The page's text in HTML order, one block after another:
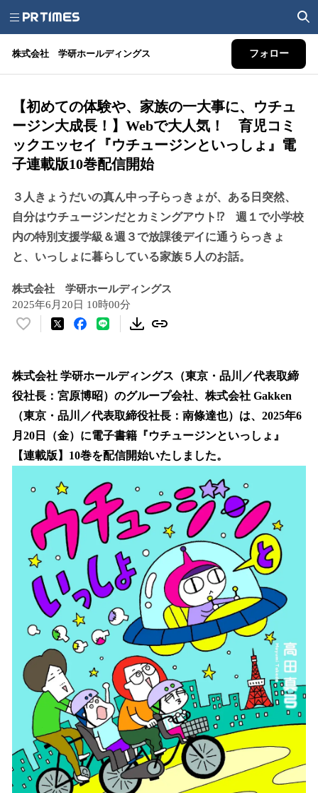
株式会社 学研ホールディングス フォロー
【初めての体験や、家族の一大事に、ウチュ
ージン大成長！】Webで大人気！ 育児コミ
ックエッセイ『ウチュージンといっしょ』電
子連載版10巻配信開始
３人きょうだいの真ん中っ子らっきょが、ある日突然、
自分はウチュージンだとカミングアウト⁉ 週１で小学校
内の特別支援学級＆週３で放課後デイに通うらっきょ
と、いっしょに暮らしている家族５人のお話。
株式会社 学研ホールディングス
2025年6月20日 10時00分
い
！
数
を
読
み
込
み
で
株式会社 学研ホールディングス（東京・品川／代表取締
役社長：宮原博昭）のグループ会社、株式会社 Gakken
（東京・品川／代表取締役社長：南條達也）は、2025年6
月20日（金）に電子書籍『ウチュージンといっしょ』
【連載版】10巻を配信開始いたしました。